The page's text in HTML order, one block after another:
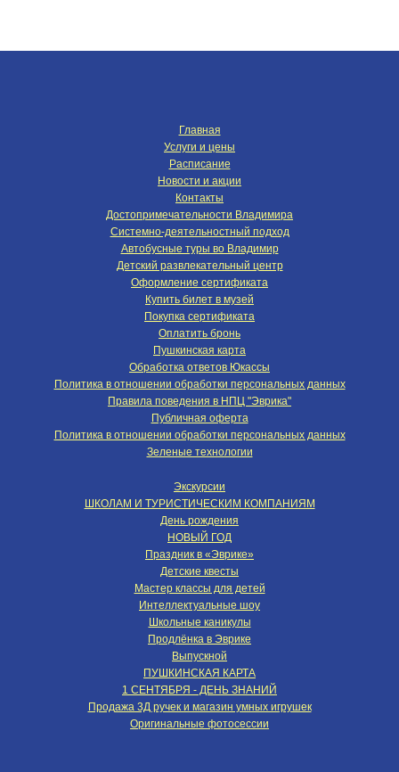
Главная
Услуги и цены
Расписание
Новости и акции
Контакты
Достопримечательности Владимира
Системно-деятельностный подход
Автобусные туры во Владимир
Детский развлекательный центр
Оформление сертификата
Купить билет в музей
Покупка сертификата
Оплатить бронь
Пушкинская карта
Обработка ответов Юкассы
Политика в отношении обработки персональных данных
Правила поведения в НПЦ "Эврика"
Публичная оферта
Политика в отношении обработки персональных данных
Зеленые технологии
Экскурсии
ШКОЛАМ И ТУРИСТИЧЕСКИМ КОМПАНИЯМ
День рождения
НОВЫЙ ГОД
Праздник в «Эврике»
Детские квесты
Мастер классы для детей
Интеллектуальные шоу
Школьные каникулы
Продлёнка в Эврике
Выпускной
ПУШКИНСКАЯ КАРТА
1 СЕНТЯБРЯ - ДЕНЬ ЗНАНИЙ
Продажа 3Д ручек и магазин умных игрушек
Оригинальные фотосессии